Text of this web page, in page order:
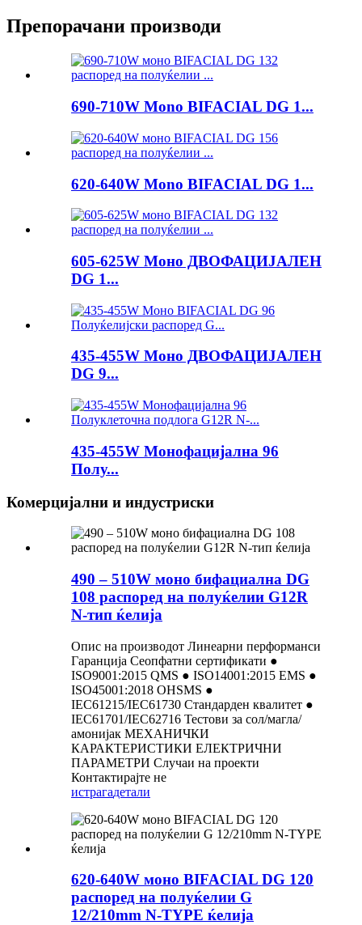
Препорачани производи
690-710W Mono BIFACIAL DG 1...
620-640W Mono BIFACIAL DG 1...
605-625W Моно ДВОФАЦИЈАЛЕН
DG 1...
435-455W Моно ДВОФАЦИЈАЛЕН
DG 9...
435-455W Монофацијална 96
Полу...
Комерцијални и индустриски
490 – 510W моно бифациална DG
108 распоред на полуќелии G12R
N-тип ќелија
Опис на производот Линеарни перформанси
Гаранција Сеопфатни сертификати ●
ISO9001:2015 QMS ● ISO14001:2015 EMS ●
ISO45001:2018 OHSMS ●
IEC61215/IEC61730 Стандарден квалитет ●
IEC61701/IEC62716 Тестови за сол/магла/
амонијак МЕХАНИЧКИ
КАРАКТЕРИСТИКИ ЕЛЕКТРИЧНИ
ПАРАМЕТРИ Случаи на проекти
Контактирајте не
истрагадетали
620-640W моно BIFACIAL DG 120
распоред на полуќелии G
12/210mm N-TYPE ќелија